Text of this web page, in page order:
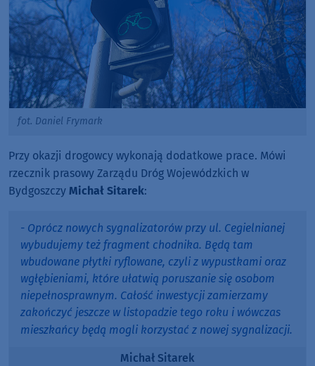
fot. Daniel Frymark
Przy okazji drogowcy wykonają dodatkowe prace. Mówi
rzecznik prasowy Zarządu Dróg Wojewódzkich w
Bydgoszczy Michał Sitarek:
- Oprócz nowych sygnalizatorów przy ul. Cegielnianej
wybudujemy też fragment chodnika. Będą tam
wbudowane płytki ryflowane, czyli z wypustkami oraz
wgłębieniami, które ułatwią poruszanie się osobom
niepełnosprawnym. Całość inwestycji zamierzamy
zakończyć jeszcze w listopadzie tego roku i wówczas
mieszkańcy będą mogli korzystać z nowej sygnalizacji.
Michał Sitarek